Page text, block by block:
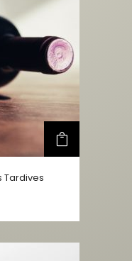
Tardives